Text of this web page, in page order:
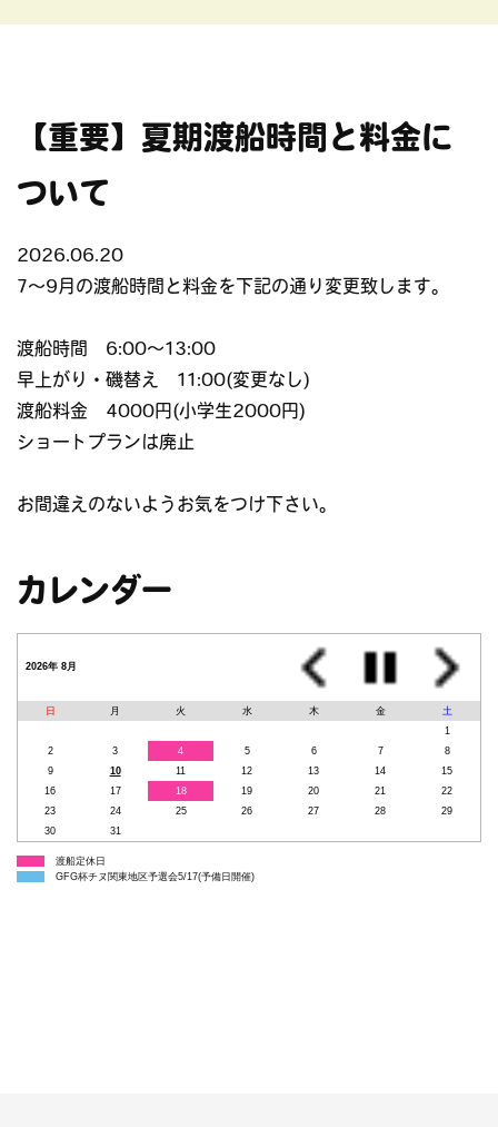
【重要】夏期渡船時間と料金に
ついて
2026.06.20
7〜9月の渡船時間と料金を下記の通り変更致します。
渡船時間 6:00〜13:00
早上がり・磯替え 11:00(変更なし)
渡船料金 4000円(小学生2000円)
ショートプランは廃止
お間違えのないようお気をつけ下さい。
カレンダー
2026年 8月
日 月 火 水 木 金
土
1
2
3 4 5 6 7
8
9
10 11 12 13 14
15
16
17 18 19 20 21
22
23
24 25 26 27 28
29
30
31
渡船定休日
GFG杯チヌ関東地区予選会5/17(予備日開催)